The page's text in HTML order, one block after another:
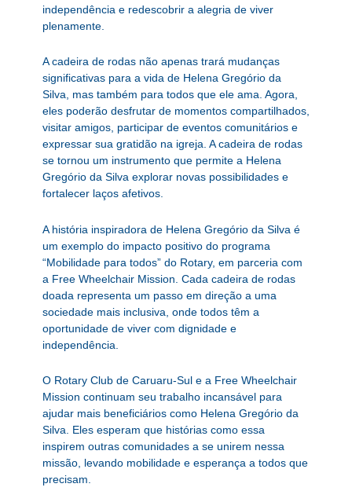
independência e redescobrir a alegria de viver
plenamente.
A cadeira de rodas não apenas trará mudanças
significativas para a vida de Helena Gregório da
Silva, mas também para todos que ele ama. Agora,
eles poderão desfrutar de momentos compartilhados,
visitar amigos, participar de eventos comunitários e
expressar sua gratidão na igreja. A cadeira de rodas
se tornou um instrumento que permite a Helena
Gregório da Silva explorar novas possibilidades e
fortalecer laços afetivos.
A história inspiradora de Helena Gregório da Silva é
um exemplo do impacto positivo do programa
“Mobilidade para todos” do Rotary, em parceria com
a Free Wheelchair Mission. Cada cadeira de rodas
doada representa um passo em direção a uma
sociedade mais inclusiva, onde todos têm a
oportunidade de viver com dignidade e
independência.
O Rotary Club de Caruaru-Sul e a Free Wheelchair
Mission continuam seu trabalho incansável para
ajudar mais beneficiários como Helena Gregório da
Silva. Eles esperam que histórias como essa
inspirem outras comunidades a se unirem nessa
missão, levando mobilidade e esperança a todos que
precisam.